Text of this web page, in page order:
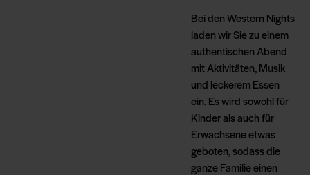
Bei den Western Nights
laden wir Sie zu einem
authentischen Abend
mit Aktivitäten, Musik
und leckerem Essen
ein. Es wird sowohl für
Kinder als auch für
Erwachsene etwas
geboten, sodass die
ganze Familie einen